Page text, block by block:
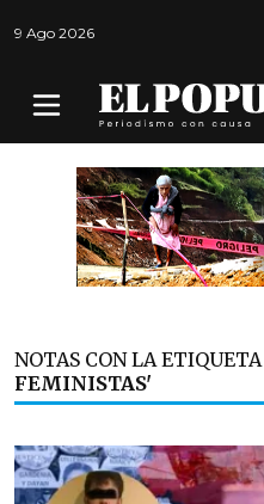
9 Ago 2026
NOTAS CON LA ETIQUETA
FEMINISTAS'